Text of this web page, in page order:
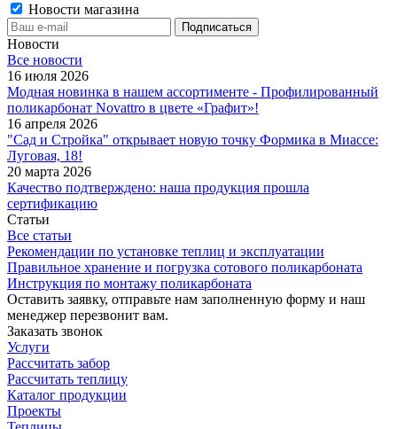
Новости магазина
Новости
Все новости
16 июля 2026
Модная новинка в нашем ассортименте - Профилированный
поликарбонат Novattro в цвете «Графит»!
16 апреля 2026
"Сад и Стройка" открывает новую точку Формика в Миассе:
Луговая, 18!
20 марта 2026
Качество подтверждено: наша продукция прошла
сертификацию
Статьи
Все статьи
Рекомендации по установке теплиц и эксплуатации
Правильное хранение и погрузка сотового поликарбоната
Инструкция по монтажу поликарбоната
Оставить заявку, отправьте нам заполненную форму и наш
менеджер перезвонит вам.
Заказать звонок
Услуги
Рассчитать забор
Рассчитать теплицу
Каталог продукции
Проекты